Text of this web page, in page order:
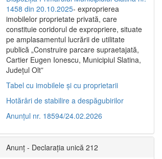
1458 din 20.10.2025- exproprierea
imobilelor proprietate privată, care
constituie coridorul de expropriere, situate
pe amplasamentul lucrării de utilitate
publică „Construire parcare supraetajată,
Cartier Eugen Ionescu, Municipiul Slatina,
Județul Olt”
Tabel cu imobilele și cu proprietarii
Hotărâri de stabilire a despăgubirilor
Anunțul nr. 18594/24.02.2026
Anunț - Declarația unică 212